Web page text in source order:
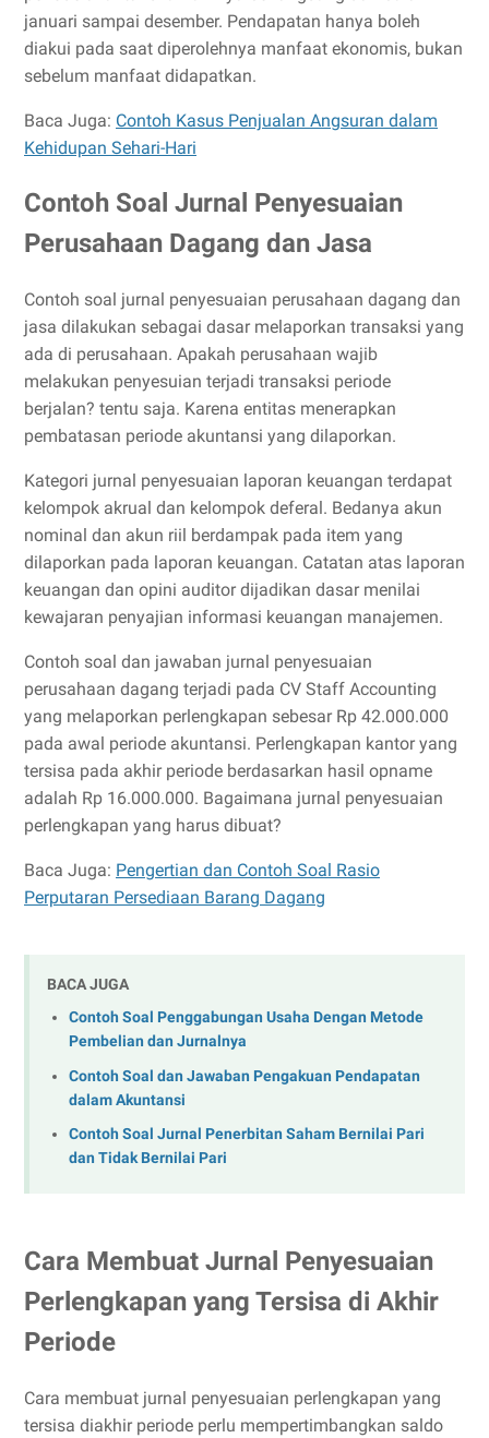
januari sampai desember. Pendapatan hanya boleh
diakui pada saat diperolehnya manfaat ekonomis, bukan
sebelum manfaat didapatkan.
Baca Juga: Contoh Kasus Penjualan Angsuran dalam
Kehidupan Sehari-Hari
Contoh Soal Jurnal Penyesuaian
Perusahaan Dagang dan Jasa
Contoh soal jurnal penyesuaian perusahaan dagang dan
jasa dilakukan sebagai dasar melaporkan transaksi yang
ada di perusahaan. Apakah perusahaan wajib
melakukan penyesuian terjadi transaksi periode
berjalan? tentu saja. Karena entitas menerapkan
pembatasan periode akuntansi yang dilaporkan.
Kategori jurnal penyesuaian laporan keuangan terdapat
kelompok akrual dan kelompok deferal. Bedanya akun
nominal dan akun riil berdampak pada item yang
dilaporkan pada laporan keuangan. Catatan atas laporan
keuangan dan opini auditor dijadikan dasar menilai
kewajaran penyajian informasi keuangan manajemen.
Contoh soal dan jawaban jurnal penyesuaian
perusahaan dagang terjadi pada CV Staff Accounting
yang melaporkan perlengkapan sebesar Rp 42.000.000
pada awal periode akuntansi. Perlengkapan kantor yang
tersisa pada akhir periode berdasarkan hasil opname
adalah Rp 16.000.000. Bagaimana jurnal penyesuaian
perlengkapan yang harus dibuat?
Baca Juga: Pengertian dan Contoh Soal Rasio
Perputaran Persediaan Barang Dagang
BACA JUGA
Contoh Soal Penggabungan Usaha Dengan Metode
Pembelian dan Jurnalnya
Contoh Soal dan Jawaban Pengakuan Pendapatan
dalam Akuntansi
Contoh Soal Jurnal Penerbitan Saham Bernilai Pari
dan Tidak Bernilai Pari
Cara Membuat Jurnal Penyesuaian
Perlengkapan yang Tersisa di Akhir
Periode
Cara membuat jurnal penyesuaian perlengkapan yang
tersisa diakhir periode perlu mempertimbangkan saldo